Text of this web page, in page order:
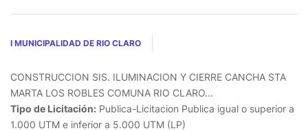
I MUNICIPALIDAD DE RIO CLARO
CONSTRUCCION SIS. ILUMINACION Y CIERRE CANCHA STA
MARTA LOS ROBLES COMUNA RIO CLARO...
Tipo de Licitación: Publica-Licitacion Publica igual o superior a
1.000 UTM e inferior a 5.000 UTM (LP)